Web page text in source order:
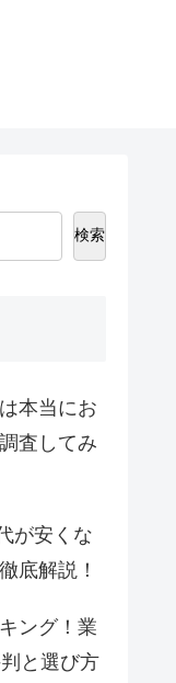
検索
本当にお
査してみ
が安くな
底解説！
ング！業
と選び方